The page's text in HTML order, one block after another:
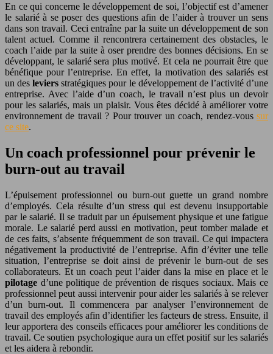
En ce qui concerne le développement de soi, l’objectif est d’amener
le salarié à se poser des questions afin de l’aider à trouver un sens
dans son travail. Ceci entraîne par la suite un développement de son
talent actuel. Comme il rencontrera certainement des obstacles, le
coach l’aide par la suite à oser prendre des bonnes décisions. En se
développant, le salarié sera plus motivé. Et cela ne pourrait être que
bénéfique pour l’entreprise. En effet, la motivation des salariés est
un desleviersstratégiques pour le développement de l’activité d’une
entreprise. Avec l’aide d’un coach, le travail n’est plus un devoir
pour les salariés, mais un plaisir. Vous êtes décidé à améliorer votre
environnement de travail ? Pour trouver un coach, rendez-vous sur
ce site.
Un coach professionnel pour prévenir le
burn-out au travail
L’épuisement professionnel ou burn-out guette un grand nombre
d’employés. Cela résulte d’un stress qui est devenu insupportable
par le salarié. Il se traduit par un épuisement physique et une fatigue
morale. Le salarié perd aussi en motivation, peut tomber malade et
de ces faits, s’absente fréquemment de son travail. Ce qui impactera
négativement la productivité de l’entreprise. Afin d’éviter une telle
situation, l’entreprise se doit ainsi de prévenir le burn-out de ses
collaborateurs. Et un coach peut l’aider dans la mise en place et le
pilotage d’une politique de prévention de risques sociaux. Mais ce
professionnel peut aussi intervenir pour aider les salariés à se relever
d’un burn-out. Il commencera par analyser l’environnement de
travail des employés afin d’identifier les facteurs de stress. Ensuite, il
leur apportera des conseils efficaces pour améliorer les conditions de
travail. Ce soutien psychologique aura un effet positif sur les salariés
et les aidera à rebondir.